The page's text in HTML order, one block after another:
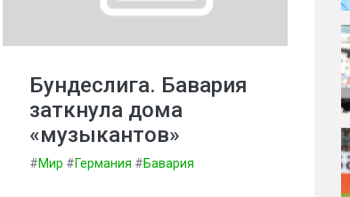
Бундеслига. Бавария
заткнула дома
«музыкантов»
#Мир #Германия #Бавария